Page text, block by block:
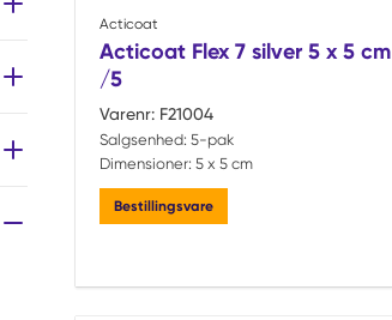
Acticoat
Acticoat Flex 7 silver 5 x 5 cm
/5
Varenr: F21004
Salgsenhed: 5-pak
Dimensioner: 5 x 5 cm
Bestillingsvare